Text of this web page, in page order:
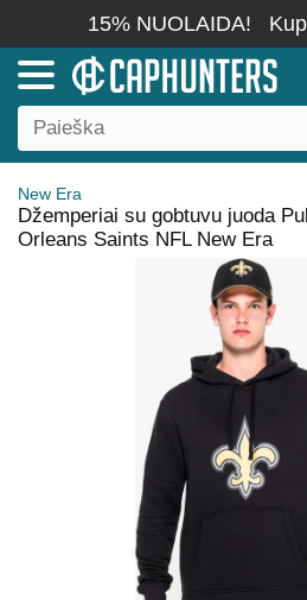
15% NUOLAIDA!
New Era
Džemperiai su gobtuvu juoda
Orleans Saints NFL New Era